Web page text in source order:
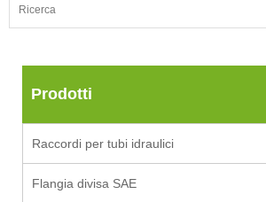
Prodotti
Raccordi per tubi idraulici
Flangia divisa SAE